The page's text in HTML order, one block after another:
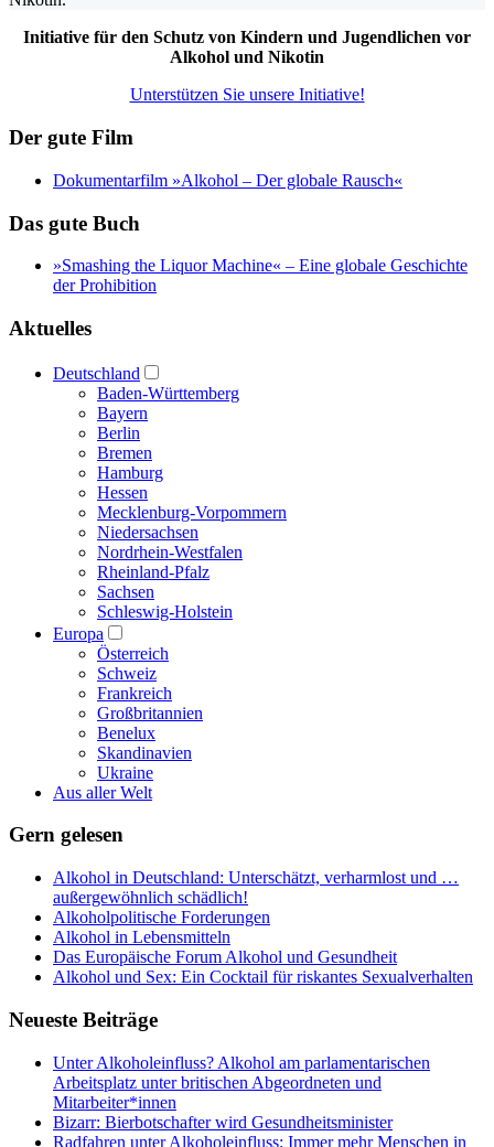
Initiative für den Schutz von Kindern und Jugendlichen vor
Alkohol und Nikotin
Unterstützen Sie unsere Initiative!
Der gute Film
Dokumentarfilm »Alkohol – Der globale Rausch«
Das gute Buch
»Smashing the Liquor Machine« ‒ Eine globale Geschichte
der Prohibition
Aktuelles
Deutschland
Baden-Württemberg
Bayern
Berlin
Bremen
Hamburg
Hessen
Mecklenburg-Vorpommern
Niedersachsen
Nordrhein-Westfalen
Rheinland-Pfalz
Sachsen
Schleswig-Holstein
Europa
Österreich
Schweiz
Frankreich
Großbritannien
Benelux
Skandinavien
Ukraine
Aus aller Welt
Gern gelesen
Alkohol in Deutschland: Unterschätzt, verharmlost und …
außergewöhnlich schädlich!
Alkoholpolitische Forderungen
Alkohol in Lebensmitteln
Das Europäische Forum Alkohol und Gesundheit
Alkohol und Sex: Ein Cocktail für riskantes Sexualverhalten
Neueste Beiträge
Unter Alkoholeinfluss? Alkohol am parlamentarischen
Arbeitsplatz unter britischen Abgeordneten und
Mitarbeiter*innen
Bizarr: Bierbotschafter wird Gesundheitsminister
Radfahren unter Alkoholeinfluss: Immer mehr Menschen in